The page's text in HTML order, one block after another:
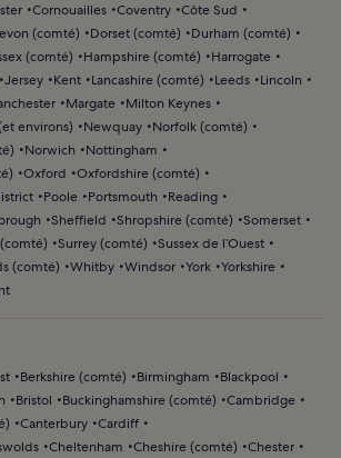
Cornouailles Coventry Côte Sud
(comté) Dorset (comté)
Durham (comté)
(comté) Hampshire (comté)
Harrogate
Jersey Kent Lancashire (comté) Leeds
Lincoln
Margate
Milton Keynes
environs)
Newquay
Norfolk (comté)
Norwich
Nottingham
Oxford
Oxfordshire (comté)
Poole Portsmouth
Reading
Sheffield Shropshire (comté)
Somerset
Surrey (comté)
Sussex de l’Ouest
(comté) Whitby Windsor York Yorkshire
Berkshire (comté) Birmingham
Blackpool
Bristol Buckinghamshire (comté)
Cambridge
Canterbury Cardiff
Cheltenham Cheshire (comté)
Chester